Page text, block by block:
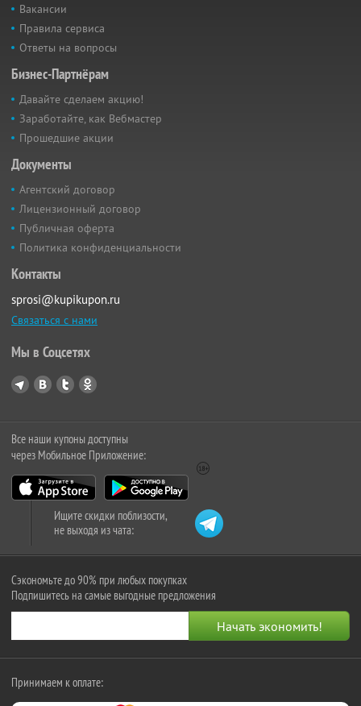
Вакансии
Правила сервиса
Ответы на вопросы
Бизнес-Партнёрам
Давайте сделаем акцию!
Заработайте, как Вебмастер
Прошедшие акции
Документы
Агентский договор
Лицензионный договор
Публичная оферта
Политика конфиденциальности
Контакты
sprosi@kupikupon.ru
Связаться с нами
Мы в Соцсетях
Все наши купоны доступны
через Мобильное Приложение:
Ищите скидки поблизости,
не выходя из чата:
Сэкономьте до 90% при любых покупках
Подпишитесь на самые выгодные предложения
Принимаем к оплате: